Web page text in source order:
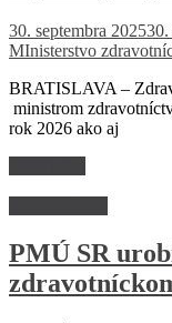
30. septembra 202530.
MInisterstvo
BRATISLAVA –
ministrom
rok 2026 ako aj
PMÚ SR